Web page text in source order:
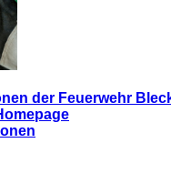
der Feuerwehr